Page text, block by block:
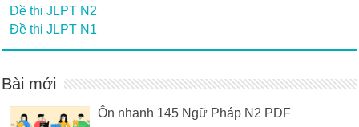
Đề thi JLPT N2
Đề thi JLPT N1
Bài mới
Ôn nhanh 145 Ngữ Pháp N2 PDF